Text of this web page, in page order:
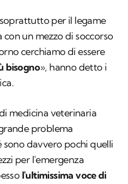
per il legame
un mezzo di soccorso
cerchiamo di essere
bisogno», hanno detto i
medicina veterinaria
problema
davvero pochi quelli
per l'emergenza
l'ultimissima voce di